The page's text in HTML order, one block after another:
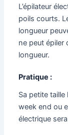
L’épilateur
poils courts.
longueur
ne peut épiler
longueur.
Pratique :
Sa petite taille
week end ou
électrique